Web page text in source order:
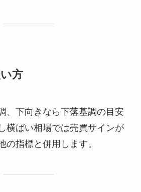
方
、下向きなら下落基調の目安
横ばい相場では売買サインが
の指標と併用します。